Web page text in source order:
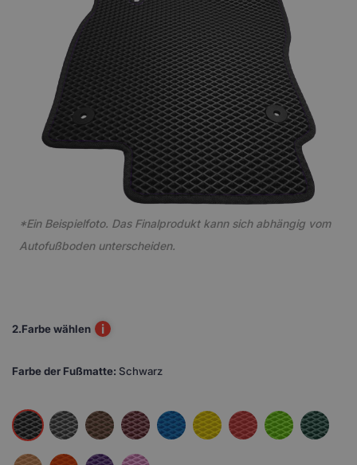
*Ein Beispielfoto. Das Finalprodukt kann sich abhängig vom
Autofußboden unterscheiden.
2.Farbe wählen i
Farbe der Fußmatte: Schwarz